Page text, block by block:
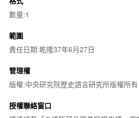
數量:1
範圍
責任日期:乾隆37年6月27日
管理權
版權:中央研究院歷史語言研究所版權所有
授權聯絡窗口